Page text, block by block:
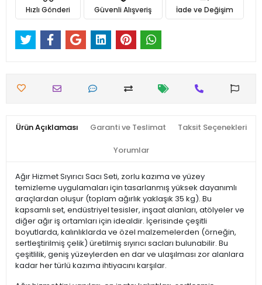
Hızlı Gönderi Güvenli Alışveriş İade ve Değişim
Ürün Açıklaması Garanti ve Teslimat Taksit Seçenekleri
Yorumlar
Ağır Hizmet Sıyırıcı Sacı Seti, zorlu kazıma ve yüzey
temizleme uygulamaları için tasarlanmış yüksek dayanımlı
araçlardan oluşur (toplam ağırlık yaklaşık 35 kg). Bu
kapsamlı set, endüstriyel tesisler, inşaat alanları, atölyeler ve
diğer ağır iş ortamları için idealdir. İçerisinde çeşitli
boyutlarda, kalınlıklarda ve özel malzemelerden (örneğin,
sertleştirilmiş çelik) üretilmiş sıyırıcı sacları bulunabilir. Bu
çeşitlilik, geniş yüzeylerden en dar ve ulaşılması zor alanlara
kadar her türlü kazıma ihtiyacını karşılar.